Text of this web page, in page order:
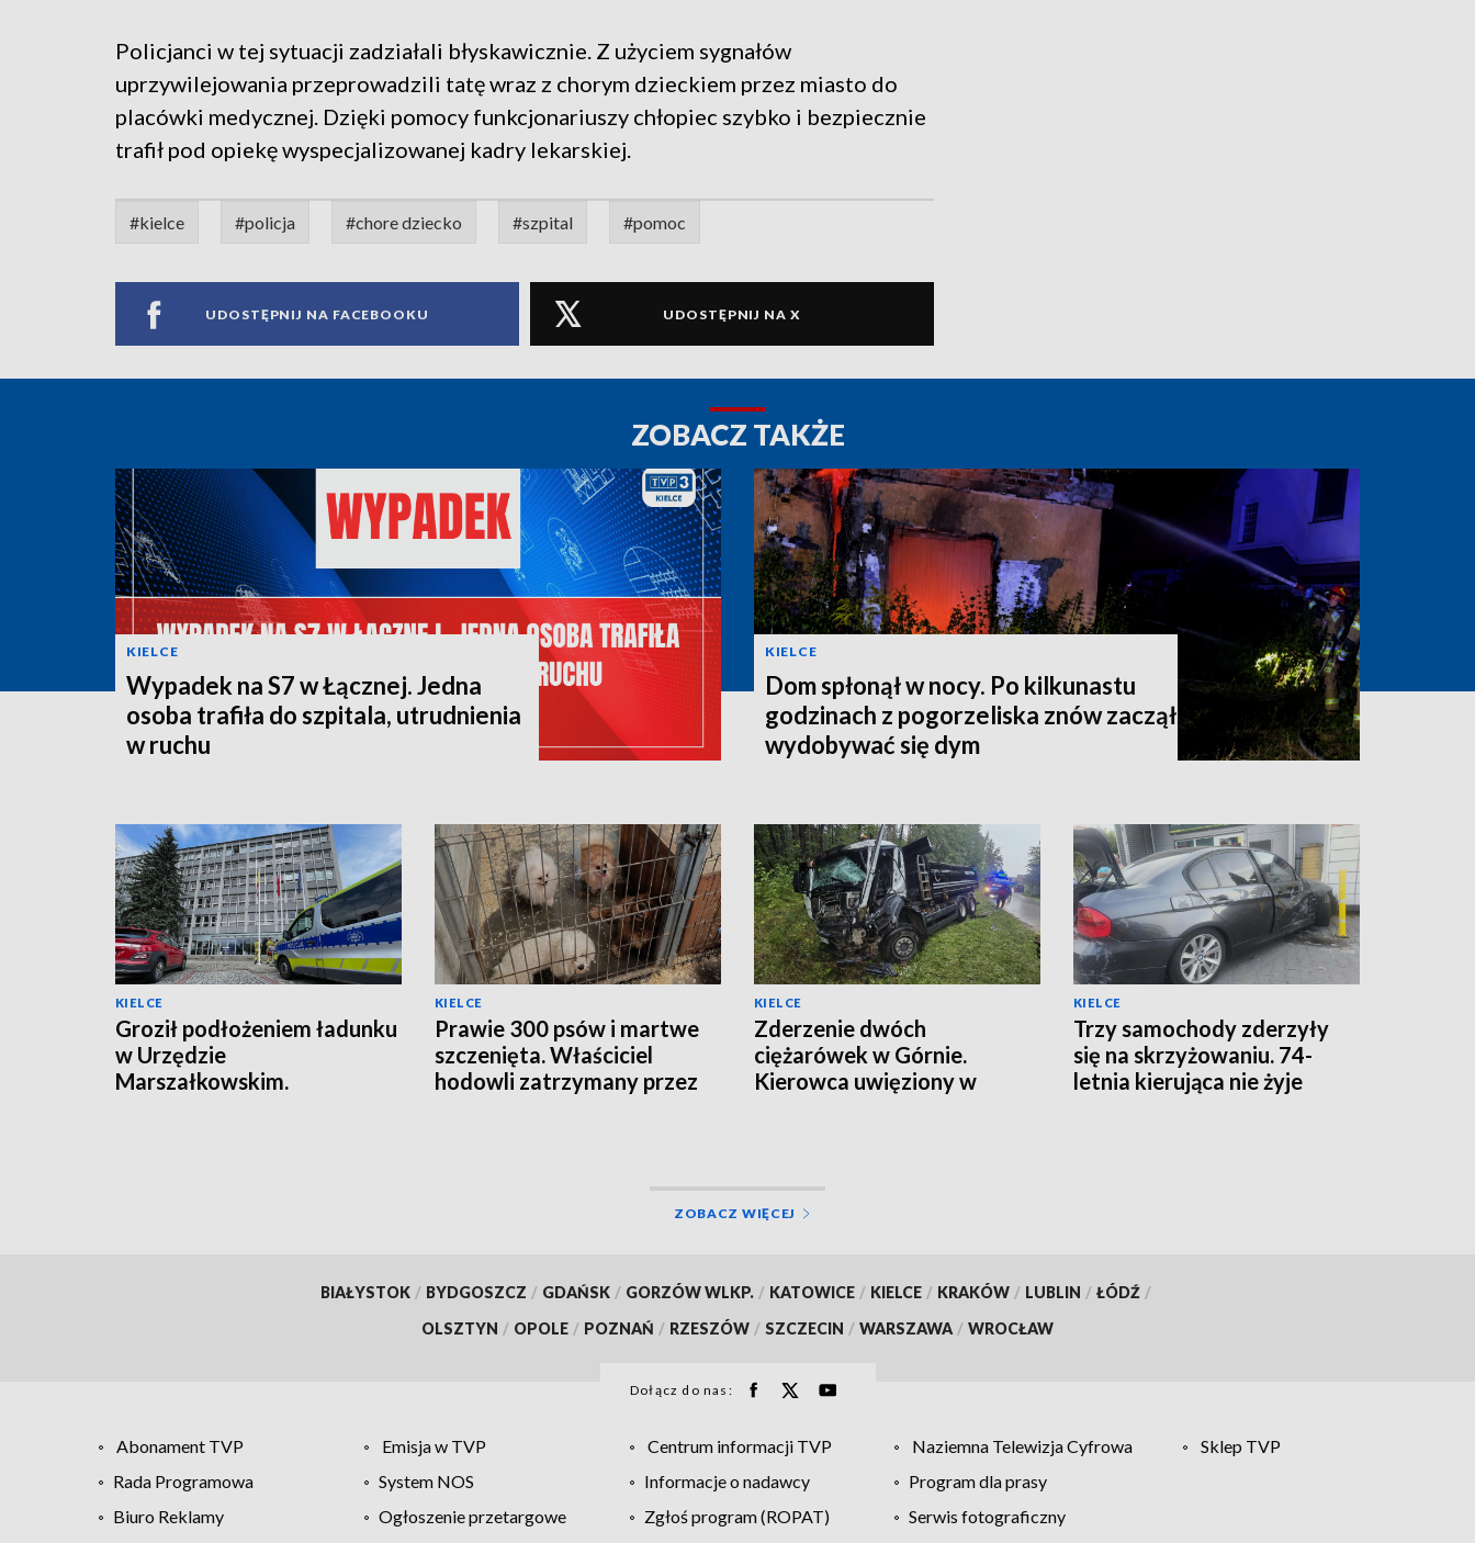
Policjanci w tej sytuacji zadziałali błyskawicznie. Z użyciem sygnałów
uprzywilejowania przeprowadzili tatę wraz z chorym dzieckiem przez miasto do
placówki medycznej. Dzięki pomocy funkcjonariuszy chłopiec szybko i bezpiecznie
trafił pod opiekę wyspecjalizowanej kadry lekarskiej.
#kielce #policja #chore dziecko #szpital #pomoc
UDOSTĘPNIJ NA FACEBOOKU UDOSTĘPNIJ NA X
ZOBACZ TAKŻE
KIELCE
Wypadek na S7 w Łącznej. Jedna
osoba trafiła do szpitala, utrudnienia
w ruchu
KIELCE
Dom spłonął w nocy. Po kilkunastu
godzinach z pogorzeliska znów zaczął
wydobywać się dym
KIELCE
Groził podłożeniem ładunku
w Urzędzie
Marszałkowskim.
KIELCE
Prawie 300 psów i martwe
szczenięta. Właściciel
hodowli zatrzymany przez
KIELCE
Zderzenie dwóch
ciężarówek w Górnie.
Kierowca uwięziony w
KIELCE
Trzy samochody zderzyły
się na skrzyżowaniu. 74-
letnia kierująca nie żyje
ZOBACZ WIĘCEJ
BIAŁYSTOK / BYDGOSZCZ / GDAŃSK / GORZÓW WLKP. / KATOWICE / KIELCE / KRAKÓW / LUBLIN / ŁÓDŹ /
OLSZTYN / OPOLE / POZNAŃ / RZESZÓW / SZCZECIN / WARSZAWA / WROCŁAW
Dołącz do nas:
Abonament TVP Emisja w TVP Centrum informacji TVP Naziemna Telewizja Cyfrowa
Sklep TVP
Rada Programowa
System NOS Informacje o nadawcy
Program dla prasy
Biuro Reklamy
Ogłoszenie przetargowe Zgłoś program (ROPAT)
Serwis fotograficzny